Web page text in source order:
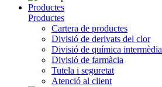
Productes
Productes
Cartera de productes
Divisió de derivats del clor
Divisió de química intermèdia
Divisió de farmàcia
Tutela i seguretat
Atenció al client